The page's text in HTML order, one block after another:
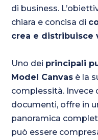
di business.
chiara e concisa di
crea e distribuisce
Uno dei principali
Model Canvas è la
complessità. Invece
documenti, offre in
panoramica
può essere